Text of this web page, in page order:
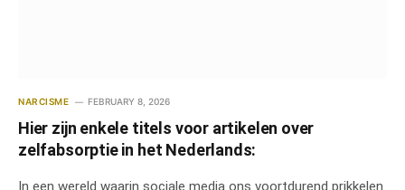
NARCISME FEBRUARY 8, 2026
Hier zijn enkele titels voor artikelen over
zelfabsorptie in het Nederlands:
In een wereld waarin sociale media ons voortdurend prikkelen